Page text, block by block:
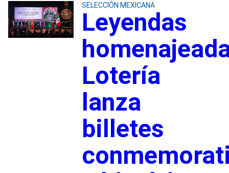
SELECCIÓN MEXICANA
Leyendas
Lotería
lanza
billetes